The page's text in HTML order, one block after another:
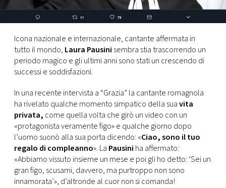
MONACO
RMC
CONSIGLIA
Icona nazionale e internazionale, cantante affermata in
tutto il mondo, Laura Pausini sembra stia trascorrendo un
periodo magico e gli ultimi anni sono stati un crescendo di
successi e soddisfazioni.
In una recente intervista a “Grazia” la cantante romagnola
ha rivelato qualche momento simpatico della suavita
privata, come quella volta che girò un video con un
«protagonista veramente figo» e qualche giorno dopo
l’uomo suonò alla sua porta dicendo: «Ciao, sono il tuo
regalo di compleanno». La Pausini ha affermato:
«Abbiamo vissuto insieme un mese e poi gli ho detto: ‘Sei un
gran figo, scusami, davvero, ma purtroppo non sono
innamorata’», d’altronde al cuor non si comanda!